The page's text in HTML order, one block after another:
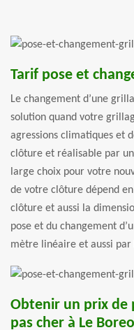
Tarif pose et
Le changement d’une
solution quand votre
agressions climatiques et
clôture et réalisable par
large choix pour votre
de votre clôture dépend
clôture et aussi la
pose et du changement
mètre linéaire et aussi par
Obtenir un prix de
pas cher à Le